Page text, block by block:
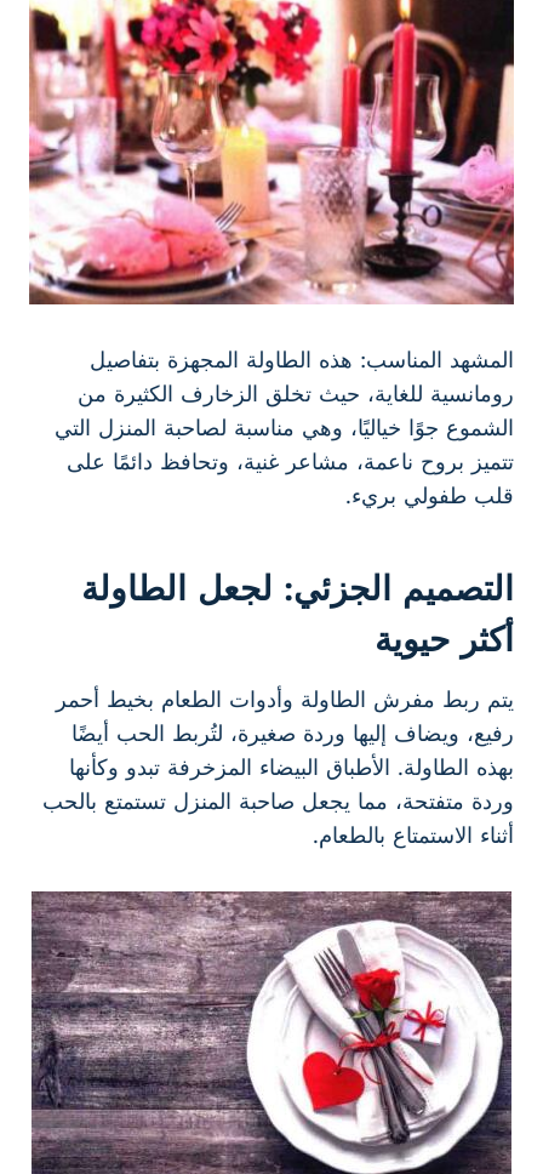
المشهد المناسب: هذه الطاولة المجهزة بتفاصيل
رومانسية للغاية، حيث تخلق الزخارف الكثيرة من
الشموع جوًا خياليًا، وهي مناسبة لصاحبة المنزل التي
تتميز بروح ناعمة، مشاعر غنية، وتحافظ دائمًا على
قلب طفولي بريء.
التصميم الجزئي: لجعل الطاولة
أكثر حيوية
يتم ربط مفرش الطاولة وأدوات الطعام بخيط أحمر
رفيع، ويضاف إليها وردة صغيرة، لتُربط الحب أيضًا
بهذه الطاولة. الأطباق البيضاء المزخرفة تبدو وكأنها
وردة متفتحة، مما يجعل صاحبة المنزل تستمتع بالحب
أثناء الاستمتاع بالطعام.